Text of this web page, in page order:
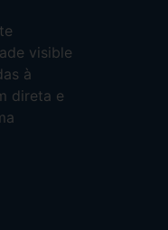
visible
à
direta e